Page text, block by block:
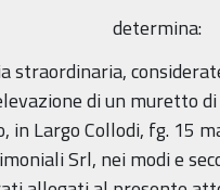
determina:
straordinaria,
di un muretto
in Largo Collodi, fg. 15
Srl, nei modi e